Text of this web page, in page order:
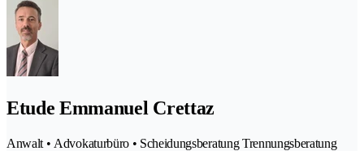
Etude Emmanuel Crettaz
Anwalt • Advokaturbüro • Scheidungsberatung Trennungsberatung